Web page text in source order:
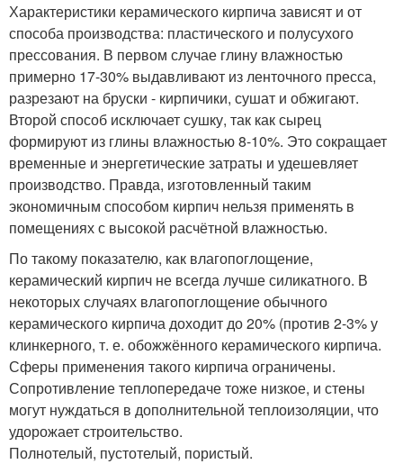
Характеристики керамического кирпича зависят и от
способа производства: пластического и полусухого
прессования. В первом случае глину влажностью
примерно 17-30% выдавливают из ленточного пресса,
разрезают на бруски - кирпичики, сушат и обжигают.
Второй способ исключает сушку, так как сырец
формируют из глины влажностью 8-10%. Это сокращает
временные и энергетические затраты и удешевляет
производство. Правда, изготовленный таким
экономичным способом кирпич нельзя применять в
помещениях с высокой расчётной влажностью.
По такому показателю, как влагопоглощение,
керамический кирпич не всегда лучше силикатного. В
некоторых случаях влагопоглощение обычного
керамического кирпича доходит до 20% (против 2-3% у
клинкерного, т. е. обожжённого керамического кирпича.
Сферы применения такого кирпича ограничены.
Сопротивление теплопередаче тоже низкое, и стены
могут нуждаться в дополнительной теплоизоляции, что
удорожает строительство.
Полнотелый, пустотелый, пористый.